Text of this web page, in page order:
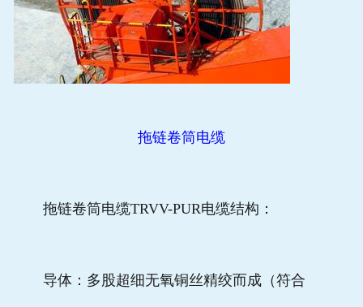
拖链卷筒电缆
拖链卷筒电缆TRVV-PUR电缆结构：
导体：多股超细无氧铜丝精绞而成（符合